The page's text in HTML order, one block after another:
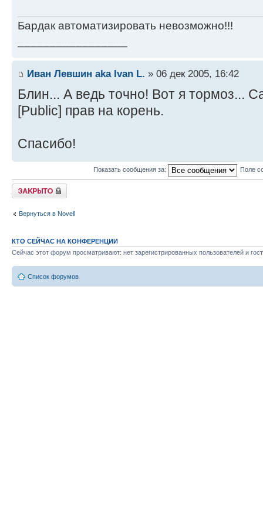
Бардак автоматизировать невозможно!!!
Иван Левшин aka Ivan L. » 06 дек 2005, 16:42
Блин... А ведь точно! Вот я тормоз...
[Public] прав на корень.
Спасибо!
Показать сообщения за: Поле
Закрыто
Вернуться в Novell
КТО СЕЙЧАС НА КОНФЕРЕНЦИИ
Сейчас этот форум просматривают: нет зарегистрированных пользователей и
Список форумов